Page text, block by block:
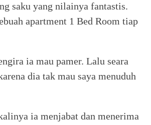
saku yang nilainya fantastis.
apartment 1 Bed Room tiap
ia mau pamer. Lalu seara
dia tak mau saya menuduh
ia menjabat dan menerima